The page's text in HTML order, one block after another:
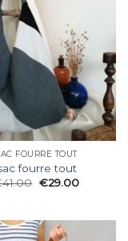
FOURRE TOUT
fourre tout
41.00 €29.00